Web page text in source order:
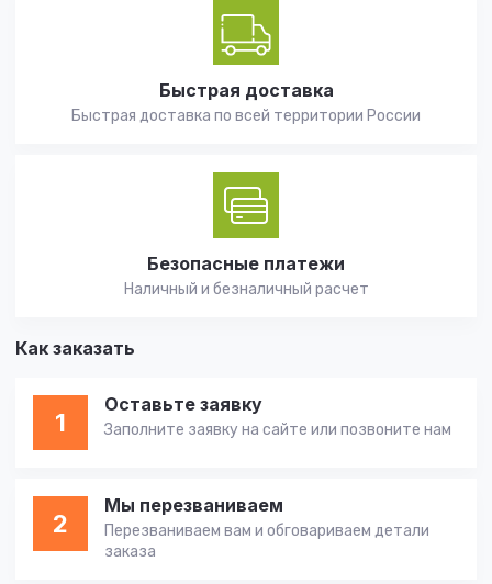
Быстрая доставка
Быстрая доставка по всей территории России
Безопасные платежи
Наличный и безналичный расчет
Как заказать
1
Оставьте заявку
Заполните заявку на сайте или позвоните нам
2
Мы перезваниваем
Перезваниваем вам и обговариваем детали
заказа